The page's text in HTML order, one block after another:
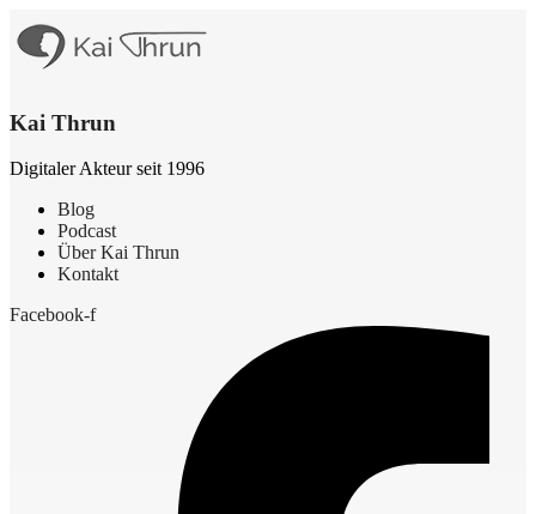
Kai Thrun
Digitaler Akteur seit 1996
Blog
Podcast
Über Kai Thrun
Kontakt
Facebook-f